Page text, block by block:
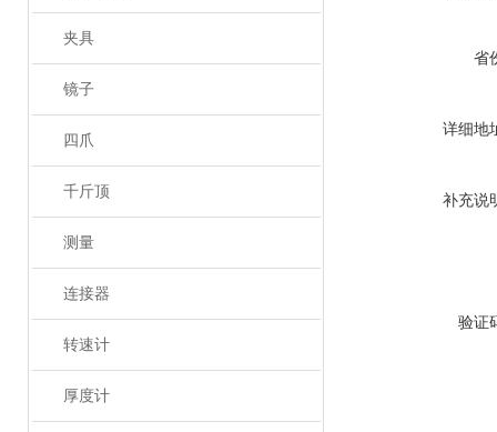
夹具
镜子
四爪
千斤顶
测量
连接器
转速计
厚度计
省
详细地
补充说
验证